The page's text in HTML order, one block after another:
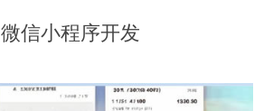
微信小程序开发